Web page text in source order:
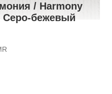
/ Harmony
Серо-бежевый